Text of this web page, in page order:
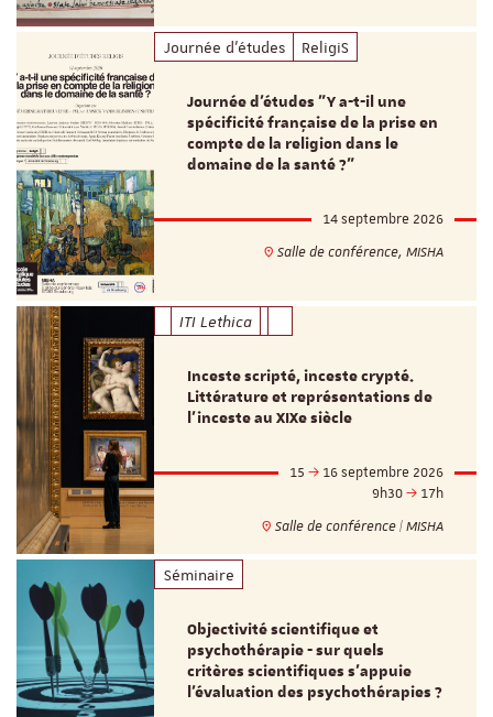
Journée d'études ReligiS
Journée d’études "Y a-t-il une
spécificité française de la prise en
compte de la religion dans le
domaine de la santé ?"
14 septembre 2026
Salle de conférence, MISHA
ITI Lethica
Inceste scripté, inceste crypté.
Littérature et représentations de
l’inceste au XIXe siècle
15
16 septembre 2026
9h30
17h
Salle de conférence | MISHA
Séminaire
Objectivité scientifique et
psychothérapie - sur quels
critères scientifiques s'appuie
l'évaluation des psychothérapies ?